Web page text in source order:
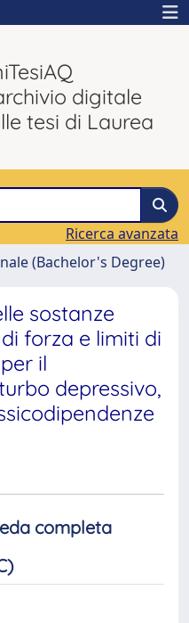
digitale
tesi di Laurea
Ricerca avanzata
(Bachelor's Degree)
sostanze
forza e limiti di
il
depressivo,
completa